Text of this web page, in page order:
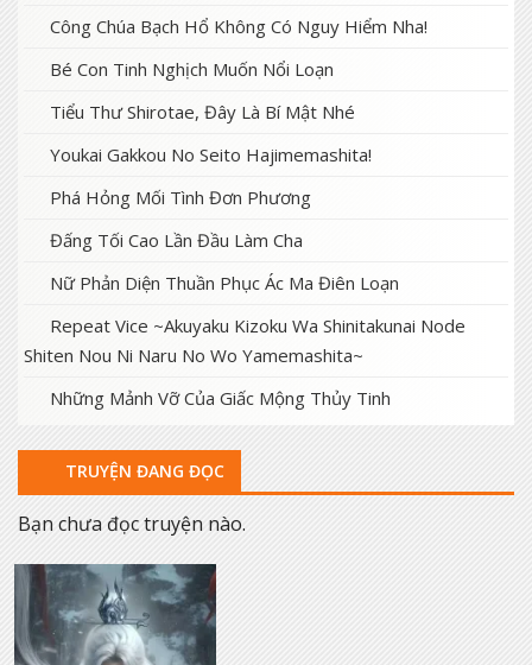
Công Chúa Bạch Hổ Không Có Nguy Hiểm Nha!
Bé Con Tinh Nghịch Muốn Nổi Loạn
Tiểu Thư Shirotae, Đây Là Bí Mật Nhé
Youkai Gakkou No Seito Hajimemashita!
Phá Hỏng Mối Tình Đơn Phương
Đấng Tối Cao Lần Đầu Làm Cha
Nữ Phản Diện Thuần Phục Ác Ma Điên Loạn
Repeat Vice ~Akuyaku Kizoku Wa Shinitakunai Node
Shiten Nou Ni Naru No Wo Yamemashita~
Những Mảnh Vỡ Của Giấc Mộng Thủy Tinh
TRUYỆN ĐANG ĐỌC
Bạn chưa đọc truyện nào.